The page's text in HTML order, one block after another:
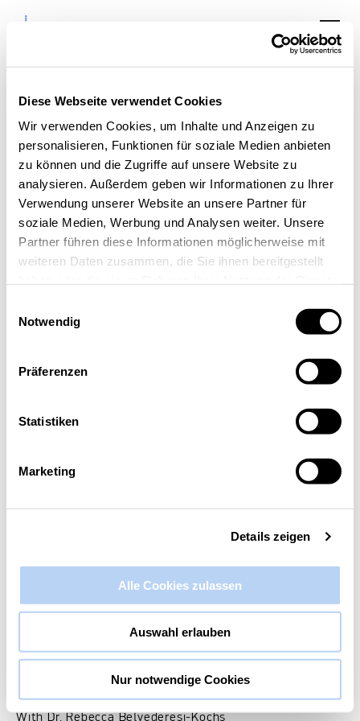
Diese Webseite verwendet Cookies
Wir verwenden Cookies, um Inhalte und Anzeigen zu
personalisieren, Funktionen für soziale Medien anbieten
zu können und die Zugriffe auf unsere Website zu
analysieren. Außerdem geben wir Informationen zu Ihrer
Verwendung unserer Website an unsere Partner für
soziale Medien, Werbung und Analysen weiter. Unsere
Partner führen diese Informationen möglicherweise mit
weiteren Daten zusammen, die Sie ihnen bereitgestellt
Notwendig
Präferenzen
Statistiken
Marketing
Details zeigen
Alle Cookies zulassen
Auswahl erlauben
Nur notwendige Cookies
Content That Works:
How to Build a
Strategy That Drives
Real Results
Content That Works: How to Build a
Strategy That Drives Real Results
With Dr. Rebecca Belvederesi-Kochs